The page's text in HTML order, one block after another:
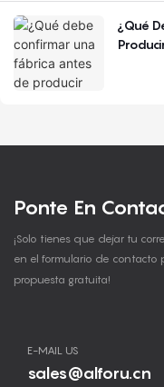
¿Qué
Ponte En
¡Solo tienes que dejar tu
en el formulario de
propuesta gratuita!
E-MAIL US
sales@alforu.cn